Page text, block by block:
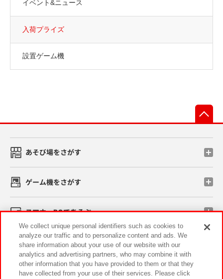
イベント&ニュース
入荷プライズ
設置ゲーム機
あそび場をさがす
ゲーム機をさがす
スマホ・PCであそぶ
イベント・キャンペーン
We collect unique personal identifiers such as cookies to
analyze our traffic and to personalize content and ads. We
share information about your use of our website with our
analytics and advertising partners, who may combine it with
other information that you have provided to them or that they
have collected from your use of their services. Please click